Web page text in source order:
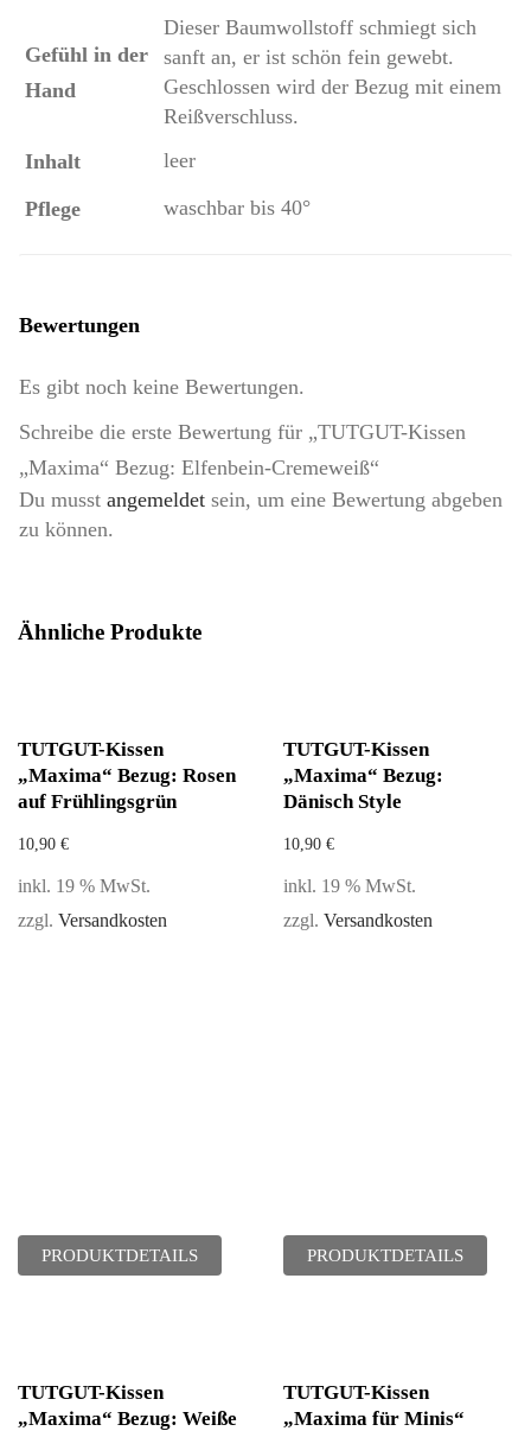
Gefühl in der
Hand
Dieser Baumwollstoff schmiegt sich
sanft an, er ist schön fein gewebt.
Geschlossen wird der Bezug mit einem
Reißverschluss.
Inhalt
leer
Pflege waschbar bis 40°
Bewertungen
Es gibt noch keine Bewertungen.
Schreibe die erste Bewertung für „TUTGUT-Kissen
„Maxima“ Bezug: Elfenbein-Cremeweiß“
Du musst angemeldet sein, um eine Bewertung abgeben
zu können.
Ähnliche Produkte
TUTGUT-Kissen
„Maxima“ Bezug: Rosen
auf Frühlingsgrün
10,90 €
inkl. 19 % MwSt.
zzgl. Versandkosten
PRODUKTDETAILS
TUTGUT-Kissen
„Maxima“ Bezug:
Dänisch Style
10,90 €
inkl. 19 % MwSt.
zzgl. Versandkosten
PRODUKTDETAILS
TUTGUT-Kissen
„Maxima“ Bezug: Weiße
TUTGUT-Kissen
„Maxima für Minis“